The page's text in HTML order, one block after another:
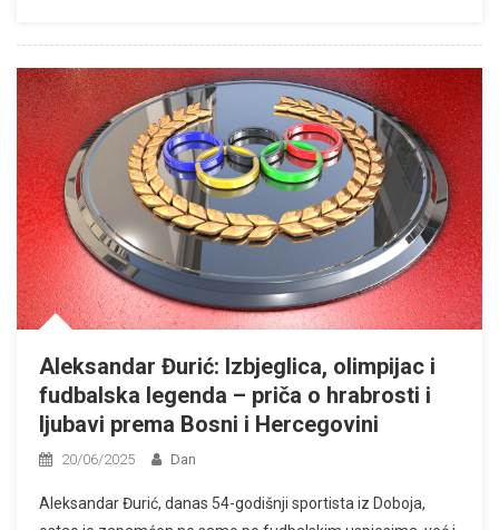
Aleksandar Đurić: Izbjeglica, olimpijac i
fudbalska legenda – priča o hrabrosti i
ljubavi prema Bosni i Hercegovini
20/06/2025 Dan
Aleksandar Đurić, danas 54-godišnji sportista iz Doboja,